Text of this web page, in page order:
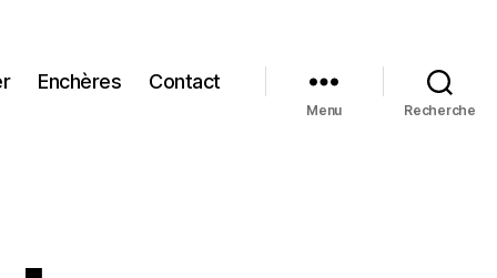
Enchères Contact
Menu Recherche